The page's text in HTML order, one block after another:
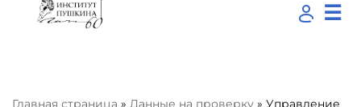
☰
Главная страница » Данные на проверку » Управление